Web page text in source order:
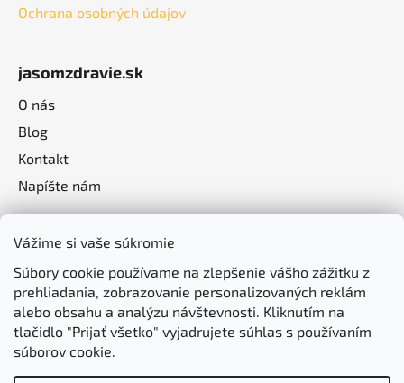
Vážime si vaše súkromie
Súbory cookie používame na zlepšenie vášho zážitku z
prehliadania, zobrazovanie personalizovaných reklám
alebo obsahu a analýzu návštevnosti. Kliknutím na
tlačidlo "Prijať všetko" vyjadrujete súhlas s používaním
súborov cookie.
Ochrana osobných údajov
jasomzdravie.sk
O nás
Blog
Kontakt
Napíšte nám